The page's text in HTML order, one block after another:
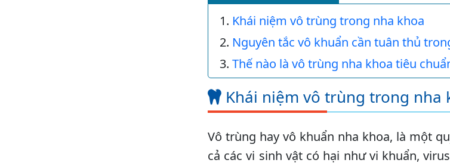
Khái niệm vô trùng trong nha khoa
Nguyên tắc vô khuẩn cần tuân thủ
Thế nào là vô trùng nha khoa tiêu
Khái niệm vô trùng trong nha
Vô trùng hay vô khuẩn nha khoa, là một
cả các vi sinh vật có hại như vi khuẩn,